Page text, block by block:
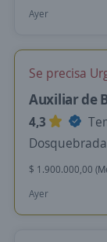
Ayer
Se precisa
Auxiliar de
4,3
$ 1.900.000,00
Ayer